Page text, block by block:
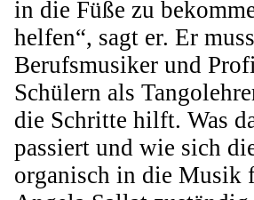
in die Füße zu
helfen“, sagt er. Er
Berufsmusiker und
Schülern als
die Schritte hilft. Was
passiert und wie sich
organisch in die Musik